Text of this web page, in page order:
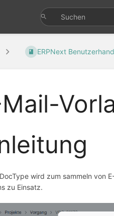
ERPNext
wird zum sammeln von
zu Einsatz.